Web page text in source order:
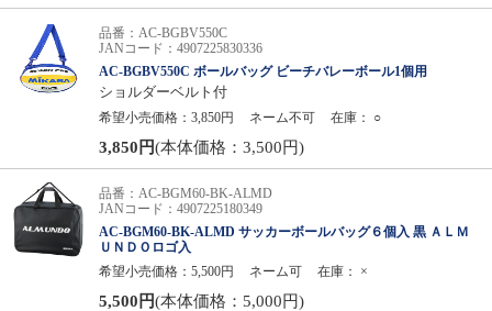
品番：AC-BGBV550C
JANコード：4907225830336
AC-BGBV550C ボールバッグ ビーチバレーボール1個用
ショルダーベルト付
希望小売価格：3,850円
ネーム不可 在庫： ○
3,850円(本体価格：3,500円)
品番：AC-BGM60-BK-ALMD
JANコード：4907225180349
AC-BGM60-BK-ALMD サッカーボールバッグ６個入 黒 ＡＬＭ
ＵＮＤＯロゴ入
希望小売価格：5,500円
ネーム可 在庫： ×
5,500円(本体価格：5,000円)